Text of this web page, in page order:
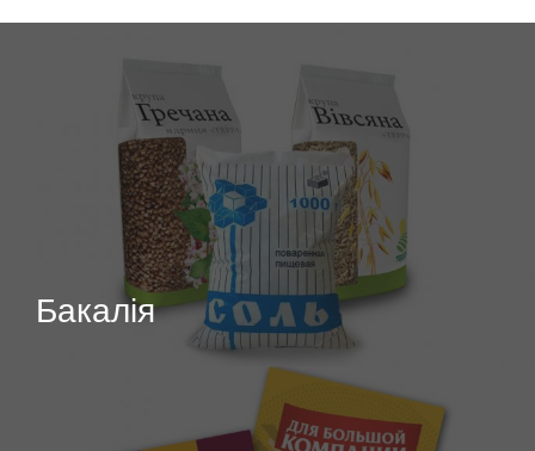
Бакалія